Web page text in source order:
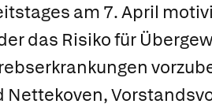
am 7. April
das Risiko für
Nettekoven,